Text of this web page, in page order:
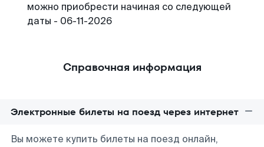
можно приобрести начиная со следующей
даты - 06-11-2026
Справочная информация
Электронные билеты на поезд через интернет
Вы можете купить билеты на поезд онлайн,